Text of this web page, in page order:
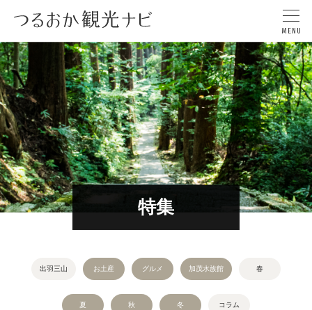
特集
出羽三山 お土産 グルメ 加茂水族館 春
夏 秋 冬 コラム